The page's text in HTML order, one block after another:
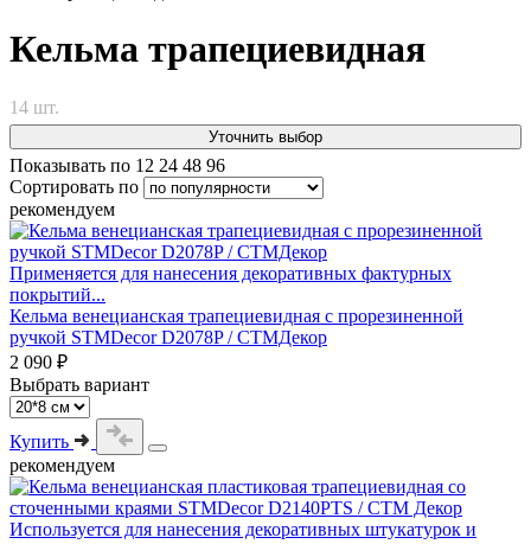
Кельма трапециевидная
14 шт.
Уточнить выбор
Показывать по 12 24 48 96
Сортировать по
рекомендуем
Применяется для нанесения декоративных фактурных
покрытий...
Кельма венецианская трапециевидная с прорезиненной
ручкой STMDecor D2078P / СТМДекор
2 090 ₽
Выбрать вариант
Купить
рекомендуем
Используется для нанесения декоративных штукатурок и